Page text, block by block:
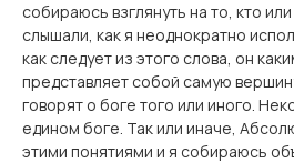
собираюсь взглянуть на то, кто
слышали, как я неоднократно
как следует из этого слова, он
представляет собой самую
говорят о боге того или иного.
едином боге. Так или иначе,
этими понятиями и я собираюсь